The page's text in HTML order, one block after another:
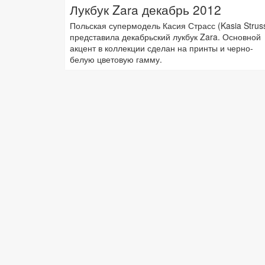
Лукбук Zara декабрь 2012
Польская супермодель Касия Страсс (Kasia
представила декабрьский лукбук Zara. Основной
акцент в коллекции сделан на принты и черно-
белую цветовую гамму.